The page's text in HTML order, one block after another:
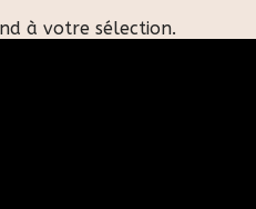
à votre sélection.